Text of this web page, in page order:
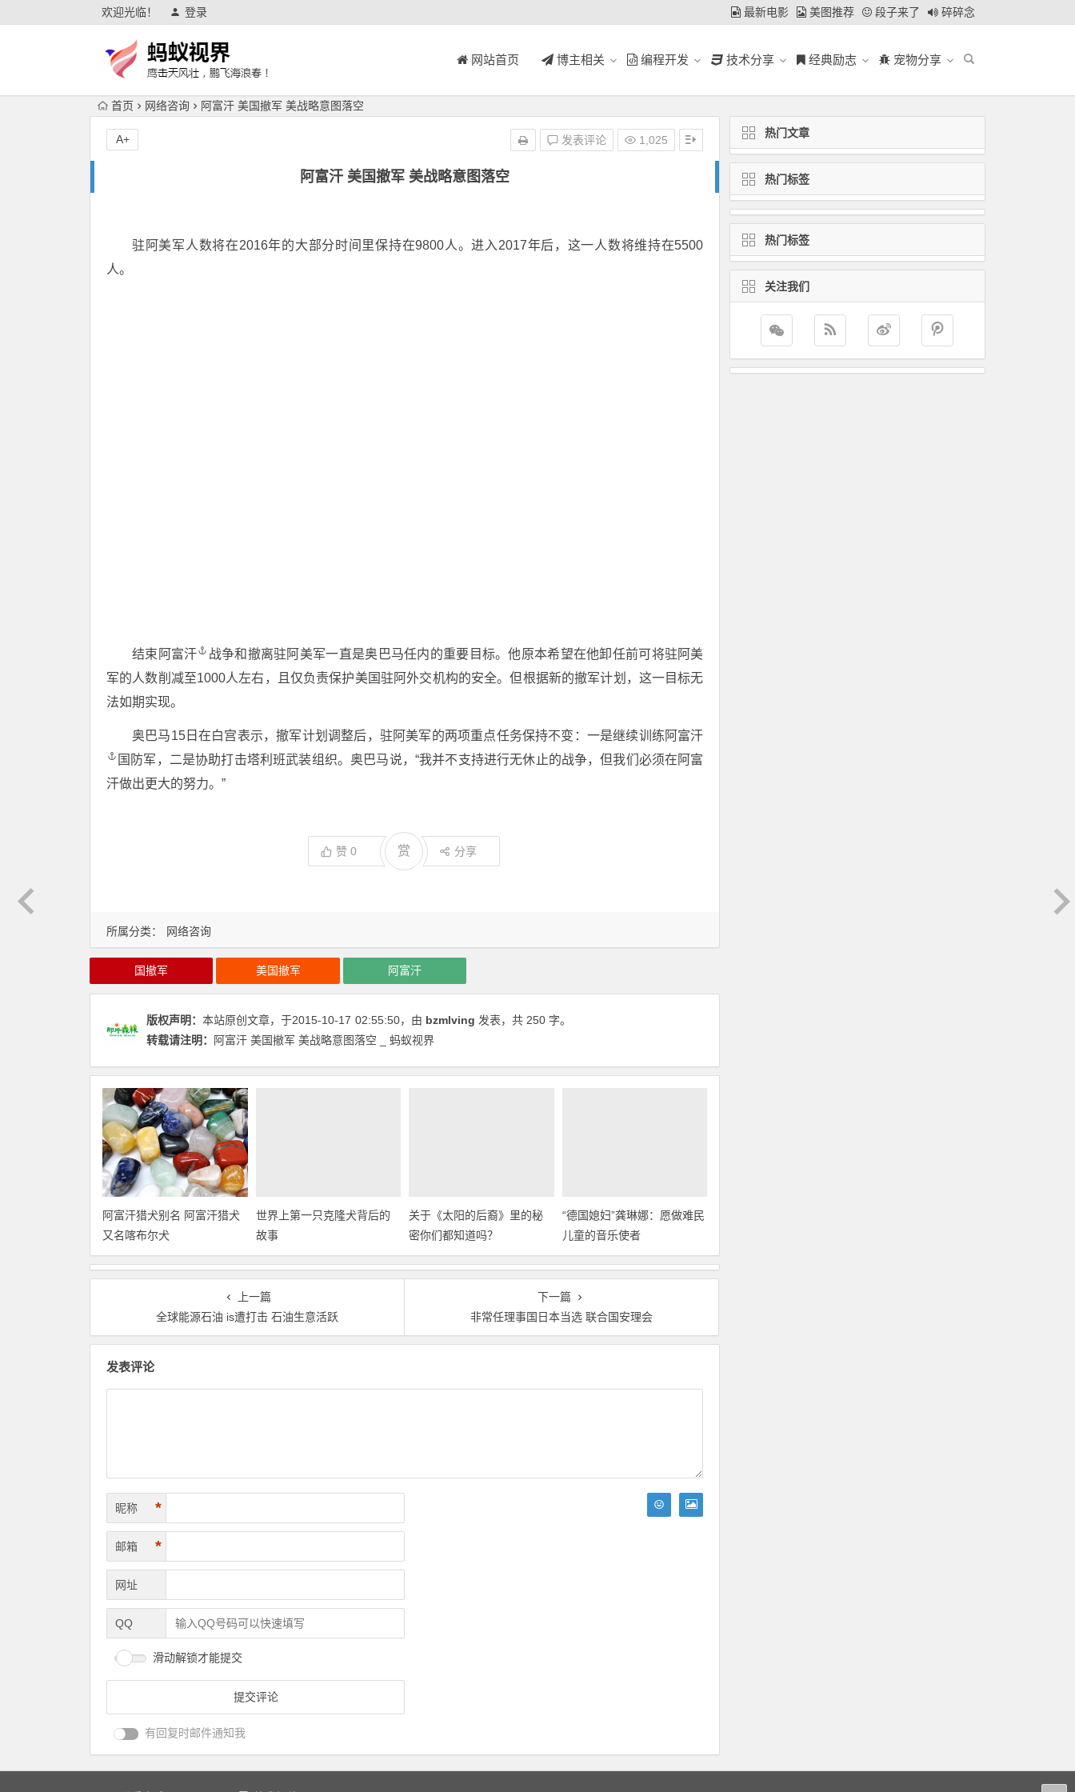
欢迎光临！ 登录 最新电影 美图推荐 段子来了 碎碎念
网站首页 博主相关 编程开发 技术分享 经典励志 宠物分享
首页 网络咨询 阿富汗 美国撤军 美战略意图落空
阿富汗 美国撤军 美战略意图落空
发表评论 1,025
A+
所属分类： 网络咨询
驻阿美军人数将在2016年的大部分时间里保持在9800人。进入2017年后，这一人数将维持在5500
人。
结束 阿富汗
战争和撤离驻阿美军一直是奥巴马任内的重要目标。他原本希望在他卸任前可将驻阿美
军的人数削减至1000人左右，且仅负责保护美国驻阿外交机构的安全。但根据新的撤军计划，这一目标无
法如期实现。
奥巴马15日在白宫表示，撤军计划调整后，驻阿美军的两项重点任务保持不变：一是继续训练 阿富汗
国防军，二是协助打击塔利班武装组织。奥巴马说，“我并不支持进行无休止的战争，但我们必须在阿富
汗做出更大的努力。”
赞 0 赏 分享
国撤军 美国撤军 阿富汗
版权声明： 本站原创文章，于2015-10-17 02:55:50，由 bzmlving 发表，共 250 字。
转载请注明：
阿富汗 美国撤军 美战略意图落空 _ 蚂蚁视界
阿富汗猎犬别名 阿富汗猎犬
又名喀布尔犬
世界上第一只克隆犬背后的
故事
关于《太阳的后裔》里的秘
密你们都知道吗？
“德国媳妇”龚琳娜：愿做难民
儿童的音乐使者
上一篇
全球能源石油 is遭打击 石油生意活跃
下一篇
非常任理事国日本当选 联合国安理会
发表评论
昵称 *
邮箱 *
网址
QQ
滑动解锁才能提交
有回复时邮件通知我
热门文章
热门标签
热门标签
关注我们